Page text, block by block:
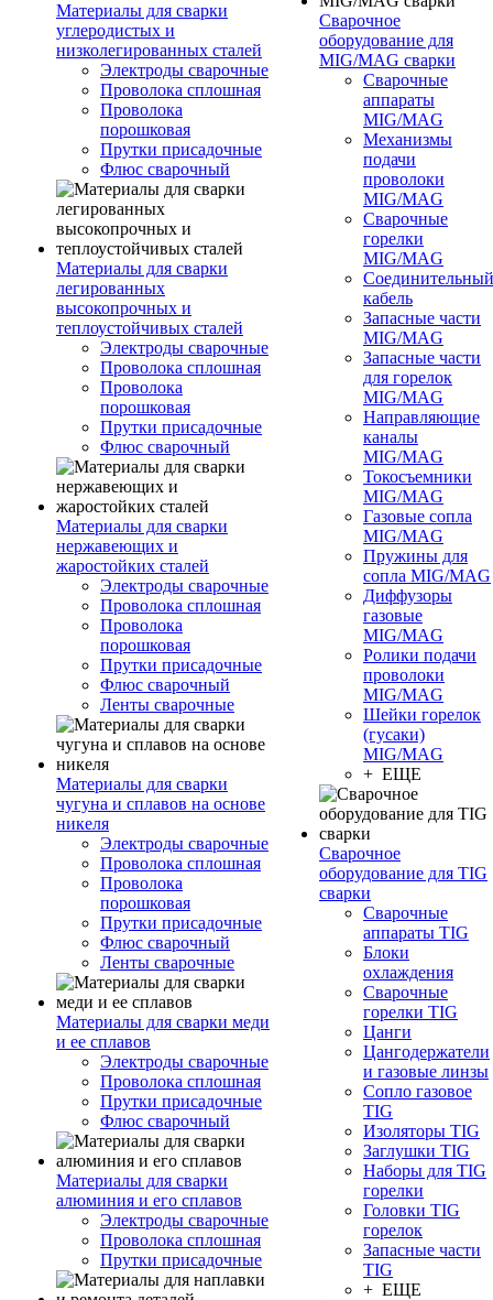
Материалы для сварки
углеродистых и
низколегированных сталей
Электроды сварочные
Проволока сплошная
Проволока
порошковая
Прутки присадочные
Флюс сварочный
Материалы для сварки
легированных
высокопрочных и
теплоустойчивых сталей
Электроды сварочные
Проволока сплошная
Проволока
порошковая
Прутки присадочные
Флюс сварочный
Материалы для сварки
нержавеющих и
жаростойких сталей
Электроды сварочные
Проволока сплошная
Проволока
порошковая
Прутки присадочные
Флюс сварочный
Ленты сварочные
Материалы для сварки
чугуна и сплавов на основе
никеля
Электроды сварочные
Проволока сплошная
Проволока
порошковая
Прутки присадочные
Флюс сварочный
Ленты сварочные
Материалы для сварки меди
и ее сплавов
Электроды сварочные
Проволока сплошная
Прутки присадочные
Флюс сварочный
Материалы для сварки
алюминия и его сплавов
Электроды сварочные
Проволока сплошная
Прутки присадочные
Сварочное
оборудование для
MIG/MAG сварки
Сварочные
аппараты
MIG/MAG
Механизмы
подачи
проволоки
MIG/MAG
Сварочные
горелки
MIG/MAG
Соединительный
кабель
Запасные части
MIG/MAG
Запасные части
для горелок
MIG/MAG
Направляющие
каналы
MIG/MAG
Токосъемники
MIG/MAG
Газовые сопла
MIG/MAG
Пружины для
сопла MIG/MAG
Диффузоры
газовые
MIG/MAG
Ролики подачи
проволоки
MIG/MAG
Шейки горелок
(гусаки)
MIG/MAG
+ ЕЩЕ
Сварочное
оборудование для TIG
сварки
Сварочные
аппараты TIG
Блоки
охлаждения
Сварочные
горелки TIG
Цанги
Цангодержатели
и газовые линзы
Сопло газовое
TIG
Изоляторы TIG
Заглушки TIG
Наборы для TIG
горелки
Головки TIG
горелок
Запасные части
TIG
+ ЕЩЕ